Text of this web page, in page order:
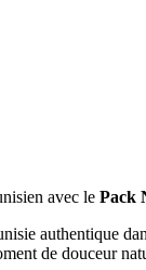
avec le Pack
authentique
de douceur